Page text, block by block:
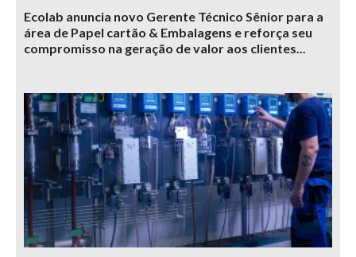
Ecolab anuncia novo Gerente Técnico Sênior para a
área de Papel cartão & Embalagens e reforça seu
compromisso na geração de valor aos clientes...